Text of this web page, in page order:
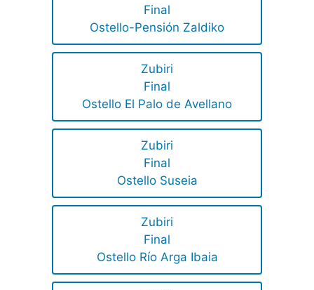
Final
Ostello-Pensión Zaldiko
Zubiri
Final
Ostello El Palo de Avellano
Zubiri
Final
Ostello Suseia
Zubiri
Final
Ostello Río Arga Ibaia